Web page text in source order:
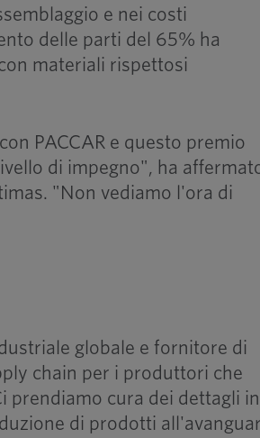
e nei costi
delle parti del 65% ha
materiali rispettosi
PACCAR e questo premio
di impegno", ha
"Non vediamo l'ora di
globale e fornitore di
chain per i produttori che
prendiamo cura dei dettagli in
di prodotti